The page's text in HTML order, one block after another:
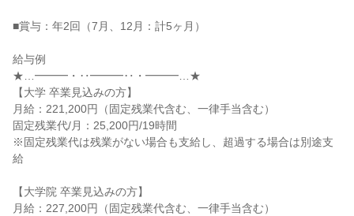
■賞与：年2回（7月、12月：計5ヶ月）
給与例
★…━━━・‥━━━‥・━━━…★
【大学 卒業見込みの方】
月給：221,200円（固定残業代含む、一律手当含む）
固定残業代/月：25,200円/19時間
※固定残業代は残業がない場合も支給し、超過する場合は別途支
給
【大学院 卒業見込みの方】
月給：227,200円（固定残業代含む、一律手当含む）